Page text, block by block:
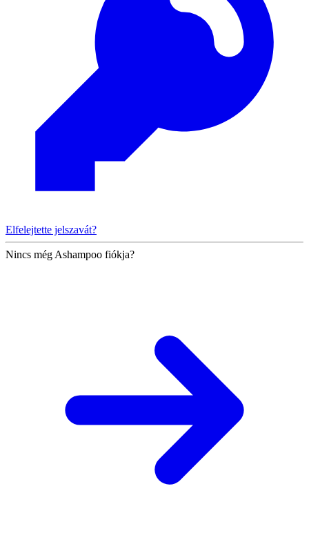
Elfelejtette jelszavát?
Nincs még Ashampoo fiókja?